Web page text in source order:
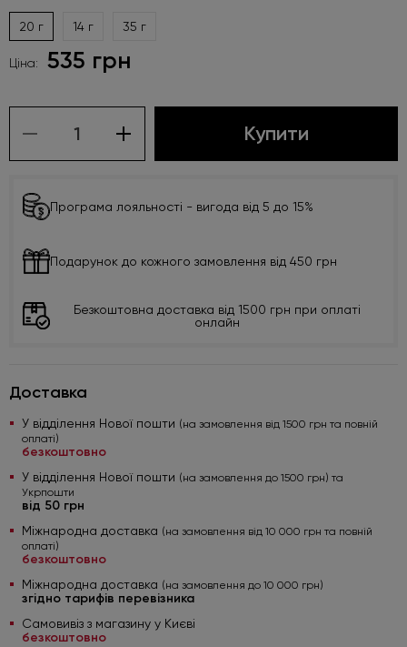
20 г 14 г 35 г
Ціна: 535 грн
Купити
Програма лояльності - вигода від 5 до 15%
Подарунок до кожного замовлення від 450 грн
Безкоштовна доставка від 1500 грн при оплаті
онлайн
Доставка
У відділення Нової пошти (на замовлення від 1500 грн та повній
оплаті)
безкоштовно
У відділення Нової пошти (на замовлення до 1500 грн) та
Укрпошти
від 50 грн
Міжнародна доставка (на замовлення від 10 000 грн та повній
оплаті)
безкоштовно
Міжнародна доставка (на замовлення до 10 000 грн)
згідно тарифів перевізника
Самовивіз з магазину у Києві
безкоштовно